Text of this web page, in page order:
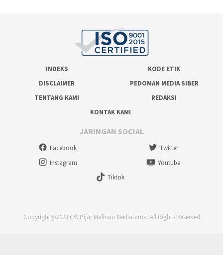
INDEKS
KODE ETIK
DISCLAIMER
PEDOMAN MEDIA SIBER
TENTANG KAMI
REDAKSI
KONTAK KAMI
JARINGAN SOCIAL
Facebook
Twitter
Instagram
Youtube
Tiktok
Copyright@2023 CV. Pijar Malinau Mediatama. All Rights Reserved